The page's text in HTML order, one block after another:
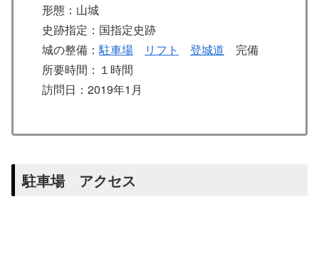
形態：山城
史跡指定：国指定史跡
城の整備：駐車場 リフト 登城道 完備
所要時間：１時間
訪問日：2019年1月
駐車場 アクセス